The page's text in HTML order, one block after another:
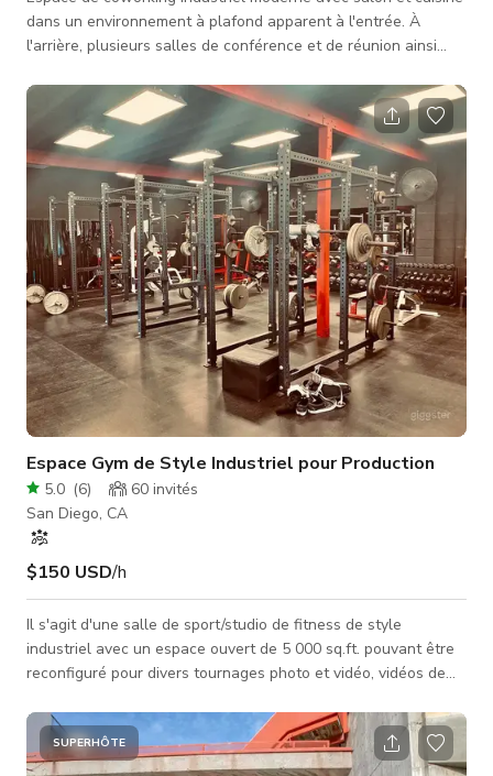
dans un environnement à plafond apparent à l'entrée. À
l'arrière, plusieurs salles de conférence et de réunion ainsi
portes vitrées esthétiques. Le sol est en bois clair de style
scandinave dans les espaces communs et en dalles de
moquette dans les salles et bureaux.
Espace Gym de Style Industriel pour Production
5.0 (6) 60 invités
San Diego, CA
$150 USD/h
Il s'agit d'une salle de sport/studio de fitness de style
industriel avec un espace ouvert de 5 000 sq.ft. pouvant être
reconfiguré pour divers tournages photo et vidéo, vidéos de
d'autres équipements de fitness dans un espace industriel aux
murs en béton. Il y a beaucoup de places de parking sur place
et un accès facile au bâtiment. Accès facile aux véhicules,
SUPERHÔTE